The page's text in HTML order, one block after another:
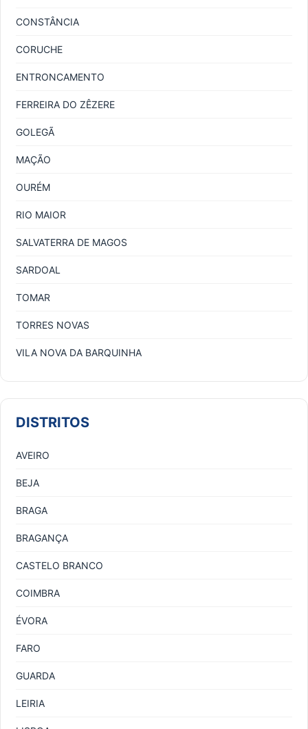
CONSTÂNCIA
CORUCHE
ENTRONCAMENTO
FERREIRA DO ZÊZERE
GOLEGÃ
MAÇÃO
OURÉM
RIO MAIOR
SALVATERRA DE MAGOS
SARDOAL
TOMAR
TORRES NOVAS
VILA NOVA DA BARQUINHA
DISTRITOS
AVEIRO
BEJA
BRAGA
BRAGANÇA
CASTELO BRANCO
COIMBRA
ÉVORA
FARO
GUARDA
LEIRIA